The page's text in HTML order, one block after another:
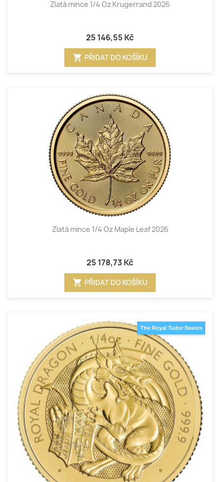
Zlatá mince 1/4 Oz Krugerrand 2026
25 146,55 Kč
shopping_cart PŘIDAT DO KOŠÍKU
Zlatá mince 1/4 Oz Maple Leaf 2026
25 178,73 Kč
shopping_cart PŘIDAT DO KOŠÍKU
The Royal Tudor Beasts